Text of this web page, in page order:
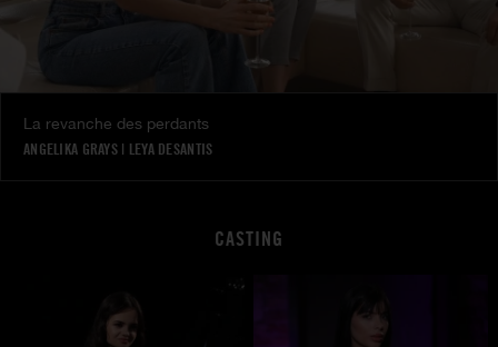
La revanche des perdants
ANGELIKA GRAYS| LEYA DESANTIS
CASTING